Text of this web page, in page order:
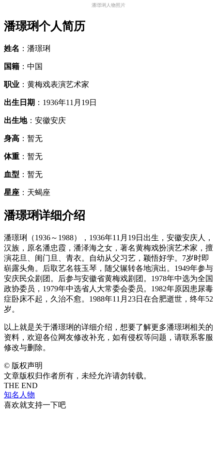
潘璟琍人物照片
潘璟琍个人简历
姓名 ：潘璟琍
国籍 ：中国
职业 ：黄梅戏表演艺术家
出生日期 ：1936年11月19日
出生地：安徽安庆
身高 ：暂无
体重 ：暂无
血型 ：暂无
星座 ：天蝎座
潘璟琍详细介绍
潘璟琍（1936～1988），1936年11月19日出生，安徽安庆人，
汉族，原名潘忠霞，潘泽海之女，著名黄梅戏扮演艺术家，擅
演花旦、闺门旦、青衣。自幼从父习艺，颖悟好学。7岁时即
崭露头角。后取艺名筱玉琴，随父辗转各地演出。1949年参与
安庆民众剧团。后参与安徽省黄梅戏剧团。1978年中选为全国
政协委员，1979年中选省人大常委会委员。1982年原因患尿毒
症卧床不起，久治不愈。1988年11月23日在合肥逝世，终年52
岁。
以上就是关于潘璟琍的详细介绍，想要了解更多潘璟琍相关的
资料，欢迎各位网友修改补充，如有侵权等问题，请联系客服
修改与删除。
© 版权声明
文章版权归作者所有，未经允许请勿转载。
THE END
知名人物
喜欢就支持一下吧